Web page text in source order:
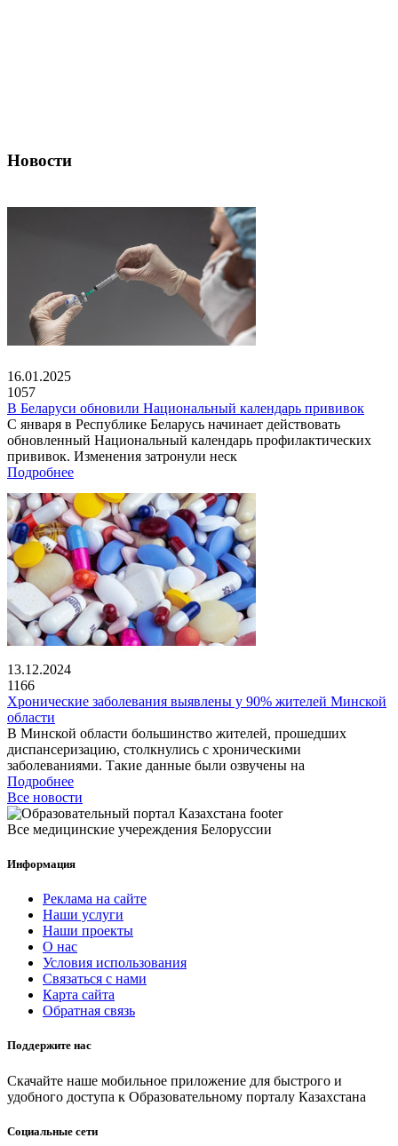
Новости
16.01.2025
1057
В Беларуси обновили Национальный календарь прививок
С января в Республике Беларусь начинает действовать
обновленный Национальный календарь профилактических
прививок. Изменения затронули неск
Подробнее
13.12.2024
1166
Хронические заболевания выявлены у 90% жителей Минской
области
В Минской области большинство жителей, прошедших
диспансеризацию, столкнулись с хроническими
заболеваниями. Такие данные были озвучены на
Подробнее
Все новости
Все медицинские учереждения Белоруссии
Информация
Реклама на сайте
Наши услуги
Наши проекты
О нас
Условия использования
Связаться с нами
Карта сайта
Обратная связь
Поддержите нас
Скачайте наше мобильное приложение для быстрого и
удобного доступа к Образовательному порталу Казахстана
Социальные сети